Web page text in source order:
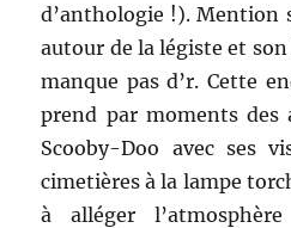
d’anthologie !). Mention
autour de la légiste et
manque pas d’r. Cette
prend par moments des
Scooby-Doo avec ses
cimetières à la lampe
à alléger